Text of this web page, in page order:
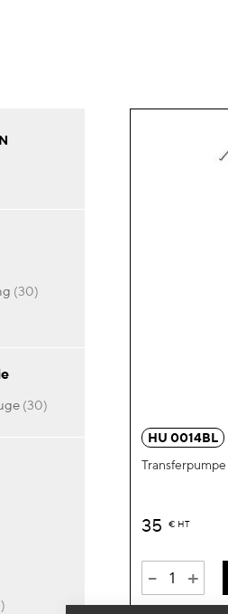
HU 0014BL
35 € HT
- +
30Artikel
30Artikel
Artikel